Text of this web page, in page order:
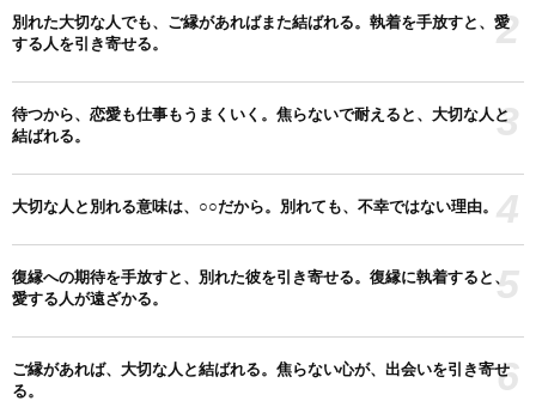
別れた大切な人でも、ご縁があればまた結ばれる。執着を手放すと、愛
する人を引き寄せる。
2
待つから、恋愛も仕事もうまくいく。焦らないで耐えると、大切な人と
結ばれる。
3
大切な人と別れる意味は、○○だから。別れても、不幸ではない理由。 4
復縁への期待を手放すと、別れた彼を引き寄せる。復縁に執着すると、
愛する人が遠ざかる。
5
ご縁があれば、大切な人と結ばれる。焦らない心が、出会いを引き寄せ
る。
6